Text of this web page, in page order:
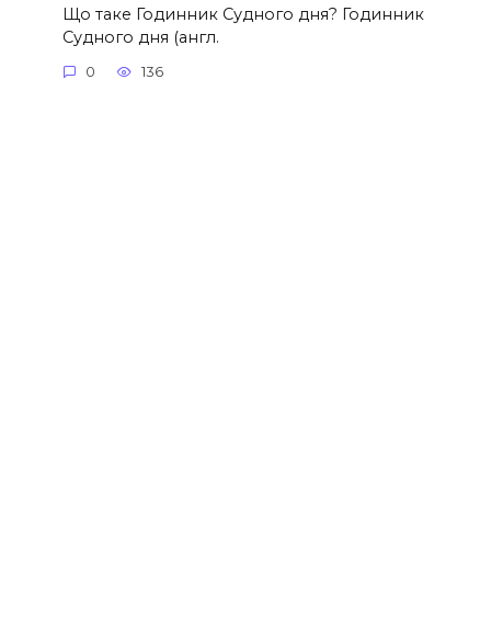
Що таке Годинник Судного дня? Годинник
Судного дня (англ.
0 136